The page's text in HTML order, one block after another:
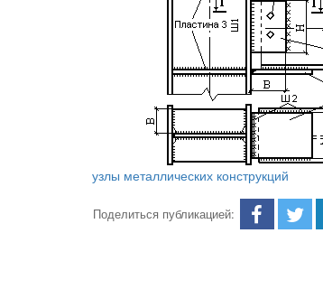
узлы металлических конструкций
Поделиться публикацией: